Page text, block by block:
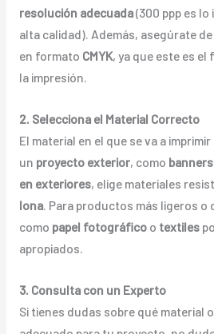
resolución adecuada(300 ppp es lo
alta calidad). Además, asegúrate
en formato CMYK, ya que este es
la impresión.
2. Selecciona el Material Correcto
El material en el que se va a
un proyecto exterior, como
en exteriores, elige materiales
lona. Para productos más ligeros o
como papel fotográficoo textiles
apropiados.
3. Consulta con un Experto
Si tienes dudas sobre qué material